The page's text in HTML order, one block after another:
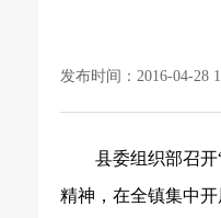
发布时间：2016-04-28
县委组织部召
精神，在全镇集中